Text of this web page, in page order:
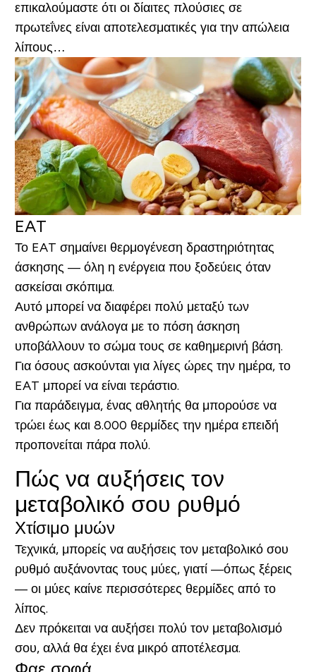
επικαλούμαστε ότι οι δίαιτες πλούσιες σε
πρωτεΐνες είναι αποτελεσματικές για την απώλεια
λίπους…
EAT
Το EAT σημαίνει θερμογένεση δραστηριότητας
άσκησης — όλη η ενέργεια που ξοδεύεις όταν
ασκείσαι σκόπιμα.
Αυτό μπορεί να διαφέρει πολύ μεταξύ των
ανθρώπων ανάλογα με το πόση άσκηση
υποβάλλουν το σώμα τους σε καθημερινή βάση.
Για όσους ασκούνται για λίγες ώρες την ημέρα, το
EAT μπορεί να είναι τεράστιο.
Για παράδειγμα, ένας αθλητής θα μπορούσε να
τρώει έως και 8.000 θερμίδες την ημέρα επειδή
προπονείται πάρα πολύ.
Πώς να αυξήσεις τον
μεταβολικό σου ρυθμό
Χτίσιμο μυών
Τεχνικά, μπορείς να αυξήσεις τον μεταβολικό σου
ρυθμό αυξάνοντας τους μύες, γιατί —όπως ξέρεις
— οι μύες καίνε περισσότερες θερμίδες από το
λίπος.
Δεν πρόκειται να αυξήσει πολύ τον μεταβολισμό
σου, αλλά θα έχει ένα μικρό αποτέλεσμα.